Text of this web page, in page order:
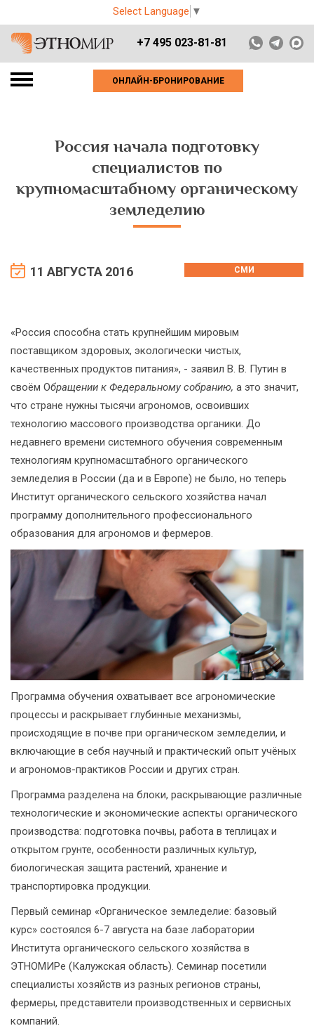
Select Language ▼
+7 495 023-81-81
ОНЛАЙН-БРОНИРОВАНИЕ
Россия начала подготовку
специалистов по
крупномасштабному органическому
земледелию
11 АВГУСТА 2016 СМИ
«Россия способна стать крупнейшим мировым
поставщиком здоровых, экологически чистых,
качественных продуктов питания», - заявил В. В. Путин в
своём Обращении к Федеральному собранию, а это значит,
что стране нужны тысячи агрономов, освоивших
технологию массового производства органики. До
недавнего времени системного обучения современным
технологиям крупномасштабного органического
земледелия в России (да и в Европе) не было, но теперь
Институт органического сельского хозяйства начал
программу дополнительного профессионального
образования для агрономов и фермеров.
Программа обучения охватывает все агрономические
процессы и раскрывает глубинные механизмы,
происходящие в почве при органическом земледелии, и
включающие в себя научный и практический опыт учёных
и агрономов-практиков России и других стран.
Программа разделена на блоки, раскрывающие различные
технологические и экономические аспекты органического
производства: подготовка почвы, работа в теплицах и
открытом грунте, особенности различных культур,
биологическая защита растений, хранение и
транспортировка продукции.
Первый семинар «Органическое земледелие: базовый
курс» состоялся 6-7 августа на базе лаборатории
Института органического сельского хозяйства в
ЭТНОМИРе (Калужская область). Семинар посетили
специалисты хозяйств из разных регионов страны,
фермеры, представители производственных и сервисных
компаний.